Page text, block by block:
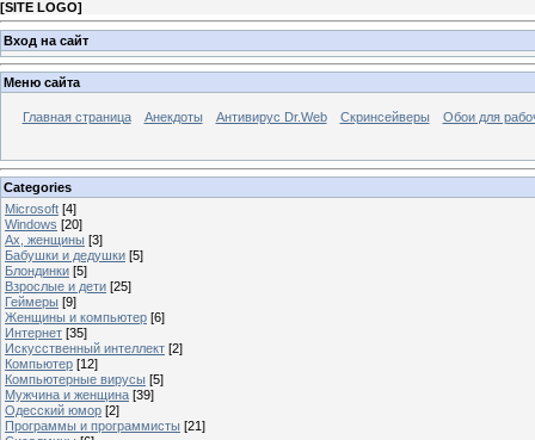
[SITE LOGO]
Вход на сайт
Меню сайта
Главная страница Анекдоты Антивирус Dr.Web Скринсейверы Обои для
Categories
Microsoft [4]
Windows [20]
Ах, женщины [3]
Бабушки и дедушки [5]
Блондинки [5]
Взрослые и дети [25]
Геймеры [9]
Женщины и компьютер [6]
Интернет [35]
Искусственный интеллект [2]
Компьютер [12]
Компьютерные вирусы [5]
Мужчина и женщина [39]
Одесский юмор [2]
Программы и программисты [21]